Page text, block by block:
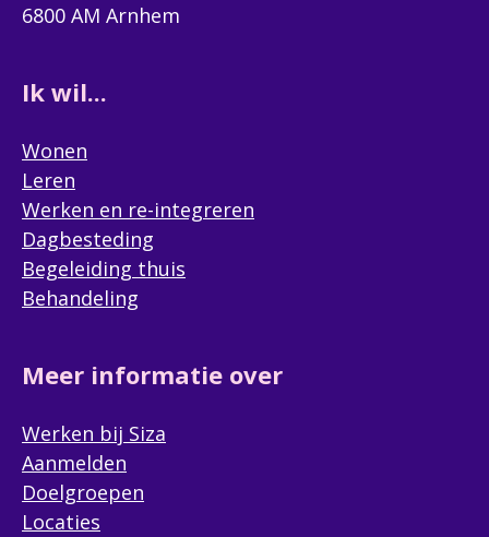
6800 AM Arnhem
Ik wil...
Wonen
Leren
Werken en re-integreren
Dagbesteding
Begeleiding thuis
Behandeling
Meer informatie over
Werken bij Siza
Aanmelden
Doelgroepen
Locaties